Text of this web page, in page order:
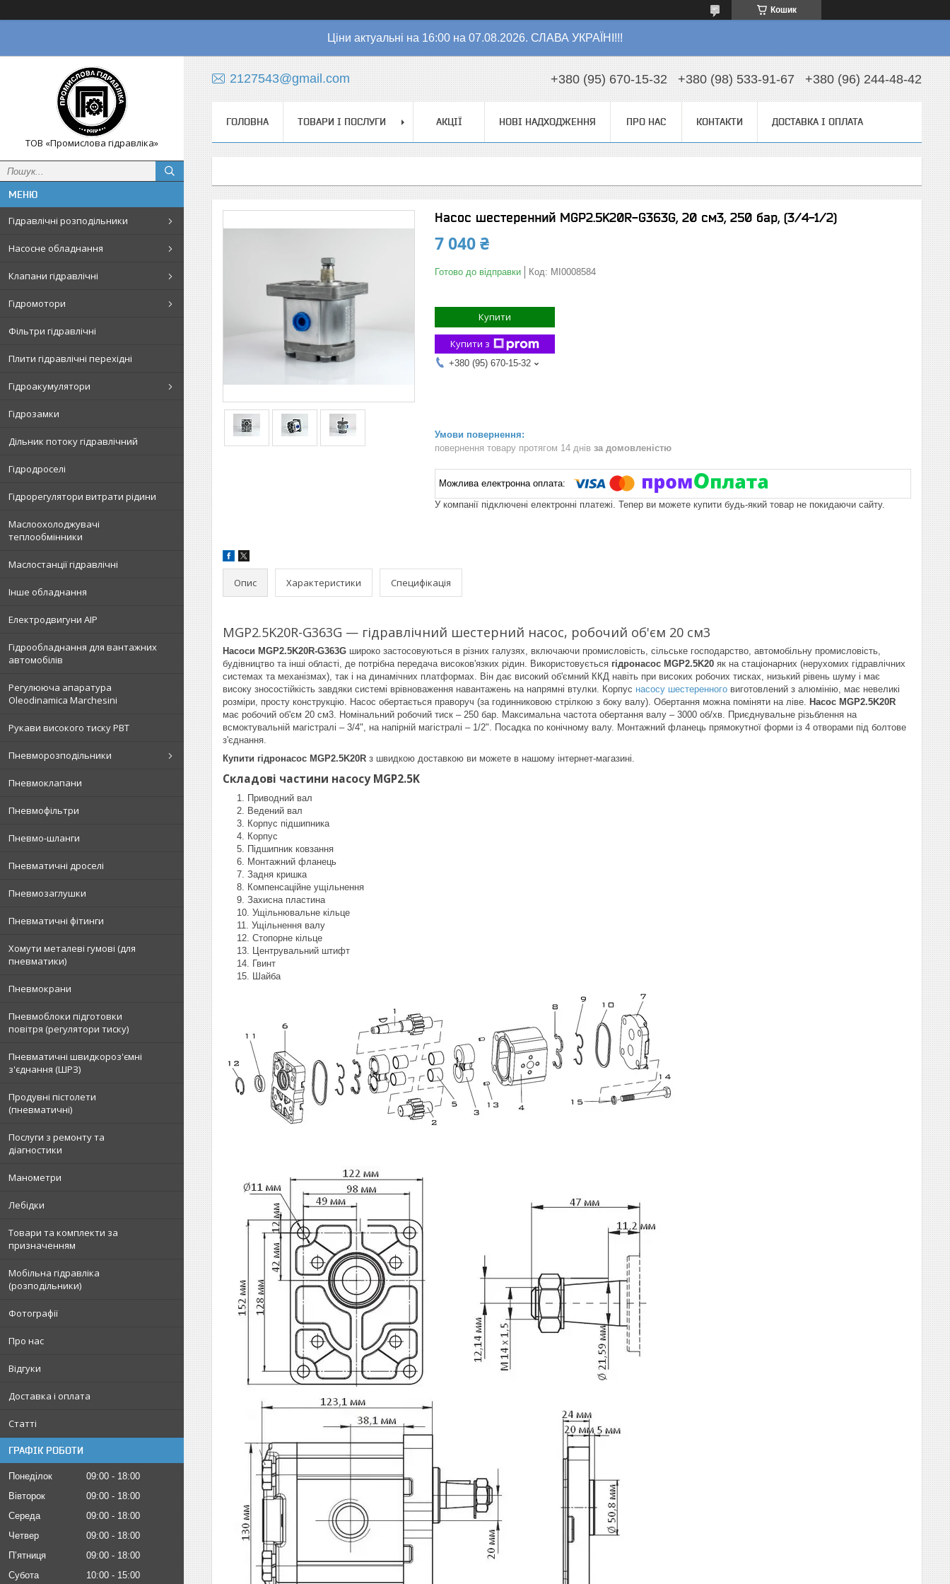
Кошик
Ціни актуальні на 16:00 на 07.08.2026. СЛАВА УКРАЇНІ!!!
ТОВ «Промислова гідравліка»
Гідравлічні розподільники
Насосне обладнання
Клапани гідравлічні
Гідромотори
Фільтри гідравлічні
Плити гідравлічні перехідні
Гідроакумулятори
Гідрозамки
Дільник потоку гідравлічний
Гідродроселі
Гідрорегулятори витрати рідини
Маслоохолоджувачі
теплообмінники
Маслостанції гідравлічні
Інше обладнання
Електродвигуни АІР
Гідрообладнання для вантажних
автомобілів
Регулююча апаратура
Oleodinamica Marchesini
Рукави високого тиску РВТ
Пневморозподільники
Пневмоклапани
Пневмофільтри
Пневмо-шланги
Пневматичні дроселі
Пневмозаглушки
Пневматичні фітинги
Хомути металеві гумові (для
пневматики)
Пневмокрани
Пневмоблоки підготовки
повітря (регулятори тиску)
Пневматичні швидкороз'ємні
з'єднання (ШРЗ)
Продувні пістолети
(пневматичні)
Послуги з ремонту та
діагностики
Манометри
Лебідки
Товари та комплекти за
призначенням
Мобільна гідравліка
(розподільники)
Фотографії
Про нас
Відгуки
Доставка і оплата
Статті
ГРАФІК РОБОТИ
Понеділок 09:00
18:00
Вівторок
09:00
18:00
Середа
09:00
18:00
Четвер
09:00
18:00
Пʼятниця
09:00
18:00
Субота
10:00
15:00
2127543@gmail.com +380 (95) 670-15-32 +380 (98) 533-91-67 +380 (96) 244-48-42
ГОЛОВНА ТОВАРИ І ПОСЛУГИ АКЦІЇ НОВІ НАДХОДЖЕННЯ ПРО НАС КОНТАКТИ ДОСТАВКА І ОПЛАТА
Насос шестеренний MGP2.5K20R-G363G, 20 см3, 250 бар, (3/4-1/2)
7 040 ₴
Готово до відправки Код: MI0008584
Купити
Купити з
+380 (95) 670-15-32
повернення товару протягом 14 днів за домовленістю
У компанії підключені електронні платежі. Тепер ви можете купити будь-який товар не покидаючи сайту.
Опис Характеристики Специфікація
MGP2.5K20R-G363G — гідравлічний шестерний насос, робочий об'єм 20 см3
Насоси MGP2.5K20R-G363G широко застосовуються в різних галузях, включаючи промисловість, сільське господарство, автомобільну промисловість,
будівництво та інші області, де потрібна передача високов'язких рідин. Використовується гідронасос MGP2.5K20 як на стаціонарних (нерухомих гідравлічних
системах та механізмах), так і на динамічних платформах. Він дає високий об'ємний ККД навіть при високих робочих тисках, низький рівень шуму і має
високу зносостійкість завдяки системі врівноваження навантажень на напрямні втулки. Корпус насосу шестеренного виготовлений з алюмінію, має невеликі
розміри, просту конструкцію. Насос обертається праворуч (за годинниковою стрілкою з боку валу). Обертання можна поміняти на ліве. Насос MGP2.5K20R
має робочий об'єм 20 см3. Номінальний робочий тиск – 250 бар. Максимальна частота обертання валу – 3000 об/хв. Приєднувальне різьблення на
всмоктувальній магістралі – 3/4", на напірній магістралі – 1/2". Посадка по конічному валу. Монтажний фланець прямокутної форми із 4 отворами під болтове
з'єднання.
Купити гідронасос MGP2.5K20R з швидкою доставкою ви можете в нашому інтернет-магазині.
Складові частини насосу MGP2.5K
Приводний вал
Ведений вал
Корпус підшипника
Корпус
Підшипник ковзання
Монтажний фланець
Задня кришка
Компенсаційне ущільнення
Захисна пластина
Ущільнювальне кільце
Ущільнення валу
Стопорне кільце
Центрувальний штифт
Гвинт
Шайба